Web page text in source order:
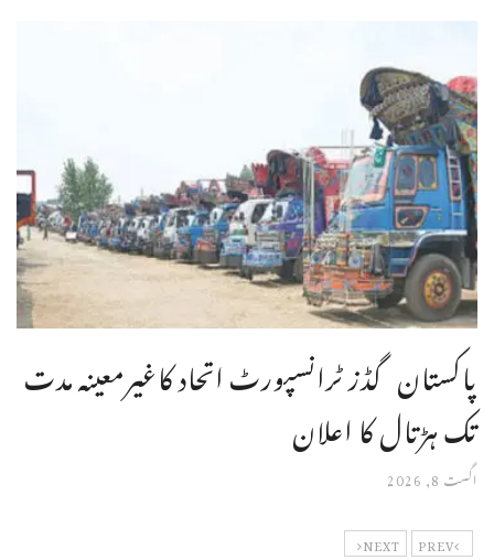
پاکستان گڈز ٹرانسپورٹ اتحاد کاغیرمعینہ مدت
تک ہڑتال کا اعلان
اگست 8, 2026
PREV
NEXT